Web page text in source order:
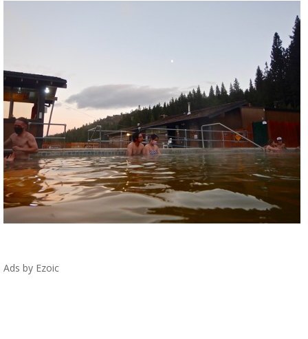
Ads by Ezoic